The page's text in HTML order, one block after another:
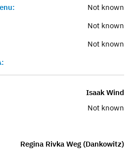
Not known
Not known
Not known
Isaak Wind
Not known
Regina Rivka Weg (Dankowitz)